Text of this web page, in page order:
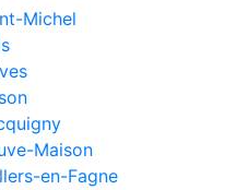
Michel
Maison
en-Fagne